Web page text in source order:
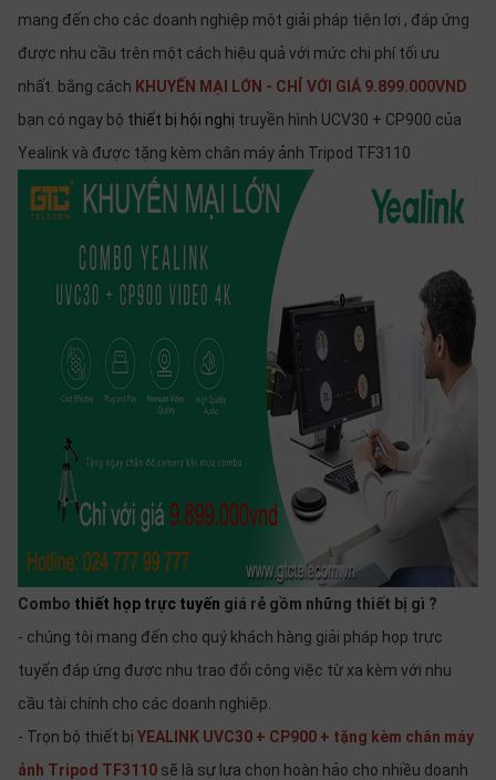
mang đến cho các doanh nghiệp một giải pháp tiện lợi , đáp ứng
được nhu cầu trên một cách hiệu quả với mức chi phí tối ưu
nhất. bằng cách KHUYẾN MẠI LỚN - CHỈ VỚI GIÁ 9.899.000VND
bạn có ngay bộ thiết bị hội nghị truyền hình UCV30 + CP900 của
Yealink và được tặng kèm chân máy ảnh Tripod TF3110
Combo thiết họp trực tuyến giá rẻ gồm những thiết bị gì ?
- chúng tôi mang đến cho quý khách hàng giải pháp họp trực
tuyến đáp ứng được nhu trao đổi công việc từ xa kèm với nhu
cầu tài chính cho các doanh nghiệp.
- Trọn bộ thiết bị YEALINK UVC30 + CP900 + tặng kèm chân máy
ảnh Tripod TF3110 sẽ là sự lựa chọn hoàn hảo cho nhiều doanh
khác
DANH
MỤC
KHÁC
Giải
pháp
NGÔN
NGỮ
Tiếng
English